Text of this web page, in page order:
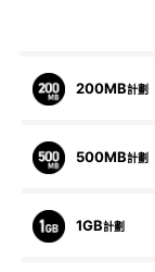
200MB計劃
500MB計劃
1GB計劃